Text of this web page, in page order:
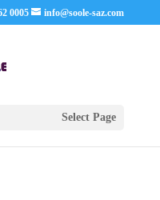
0005 info@soole-saz.com
Select Page